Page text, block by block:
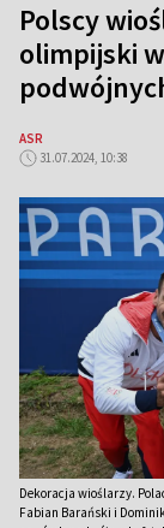
Polscy
olimpijski
ASR
31.07.2024, 10:38
Dekoracja wioślarzy.
Fabian Barański i